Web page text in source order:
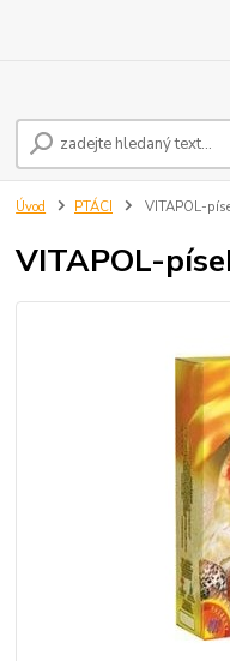
Úvod PTÁCI VITAPOL-
VITAPOL-